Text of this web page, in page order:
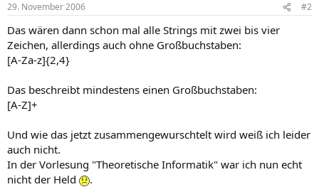
29. November 2006 #2
Das wären dann schon mal alle Strings mit zwei bis vier
Zeichen, allerdings auch ohne Großbuchstaben:
[A-Za-z]{2,4}
Das beschreibt mindestens einen Großbuchstaben:
[A-Z]+
Und wie das jetzt zusammengewurschtelt wird weiß ich leider
auch nicht.
In der Vorlesung "Theoretische Informatik" war ich nun echt
nicht der Held
.